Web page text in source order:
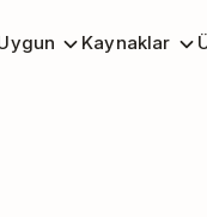
Kaynaklar